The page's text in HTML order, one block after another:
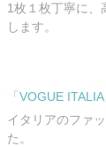
1枚１枚丁寧に、
します。
「VOGUE
イタリアのファ
た。